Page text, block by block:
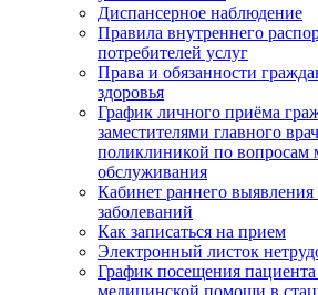
Диспансерное наблюдение
Правила внутреннего
потребителей услуг
Права и обязанности
здоровья
График личного приёма
заместителями главного
поликлиникой по вопросам
обслуживания
Кабинет раннего выявления
заболеваний
Как записаться на прием
Электронный листок
График посещения
медицинской помощи в